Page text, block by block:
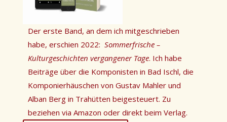
Der erste Band, an dem ich mitgeschrieben
habe, erschien 2022: Sommerfrische –
Kulturgeschichten vergangener Tage. Ich habe
Beiträge über die Komponisten in Bad Ischl, die
Komponierhäuschen von Gustav Mahler und
Alban Berg in Trahütten beigesteuert. Zu
beziehen via Amazon oder direkt beim Verlag.